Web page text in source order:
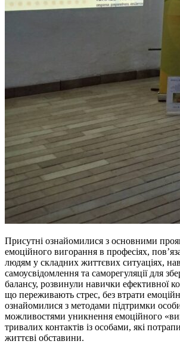
Присутні ознайомилися з основними
емоційного вигорання в професіях,
людям у складних життєвих ситуаціях,
самоусвідомлення та саморегуляції для
балансу, розвинули навички ефективної
що переживають стрес, без втрати
ознайомилися з методами підтримки
можливостями уникнення емоційного
тривалих контактів із особами, які
життєві обставини.